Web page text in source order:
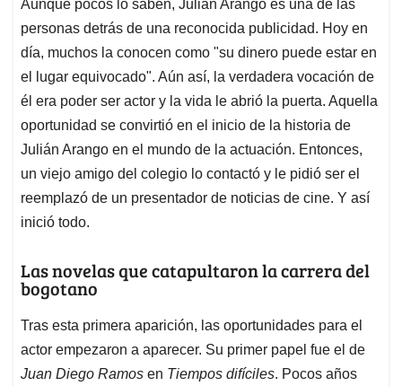
Aunque pocos lo saben, Julián Arango es una de las
personas detrás de una reconocida publicidad. Hoy en
día, muchos la conocen como "su dinero puede estar en
el lugar equivocado". Aún así, la verdadera vocación de
él era poder ser actor y la vida le abrió la puerta. Aquella
oportunidad se convirtió en el inicio de la historia de
Julián Arango en el mundo de la actuación. Entonces,
un viejo amigo del colegio lo contactó y le pidió ser el
reemplazó de un presentador de noticias de cine. Y así
inició todo.
Las novelas que catapultaron la carrera del
bogotano
Tras esta primera aparición, las oportunidades para el
actor empezaron a aparecer. Su primer papel fue el de
Juan Diego Ramos en Tiempos difíciles. Pocos años